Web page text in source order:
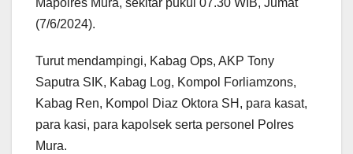
Mapolres Mura, sekitar pukul 07.30 WIB, Jumat
(7/6/2024).
Turut mendampingi, Kabag Ops, AKP Tony
Saputra SIK, Kabag Log, Kompol Forliamzons,
Kabag Ren, Kompol Diaz Oktora SH, para kasat,
para kasi, para kapolsek serta personel Polres
Mura.